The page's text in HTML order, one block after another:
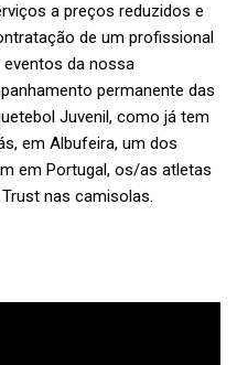
a preços reduzidos e
de um profissional
da nossa
permanente das
Juvenil, como já tem
em Albufeira, um dos
em Portugal, os/as atletas
nas camisolas.